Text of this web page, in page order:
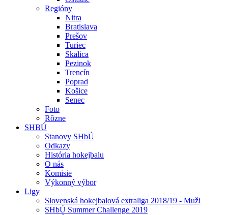
Regióny
Nitra
Bratislava
Prešov
Turiec
Skalica
Pezinok
Trencín
Poprad
Košice
Senec
Foto
Rôzne
SHBÚ
Stanovy SHbÚ
Odkazy
História hokejbalu
O nás
Komisie
Výkonný výbor
Ligy
Slovenská hokejbalová extraliga 2018/19 - Muži
SHbÚ Summer Challenge 2019